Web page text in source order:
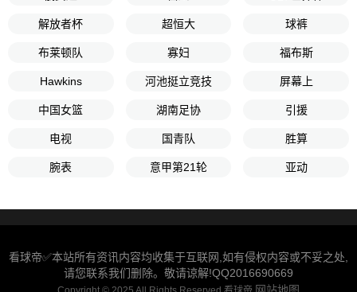
解放者杯 超恒大 球裤
布莱顿队 寡妇 福布斯
Hawkins 河池挺立竞技 屏幕上
中国女篮 湖南足协 引援
电视 国青队 胜算
腕表 意甲第21轮 亚动
看球帝✅本站所有资讯内容均收集于互联网,如有侵权内容或不妥之处,
请您联系我们删除。敬请谅解!QQ2016690669